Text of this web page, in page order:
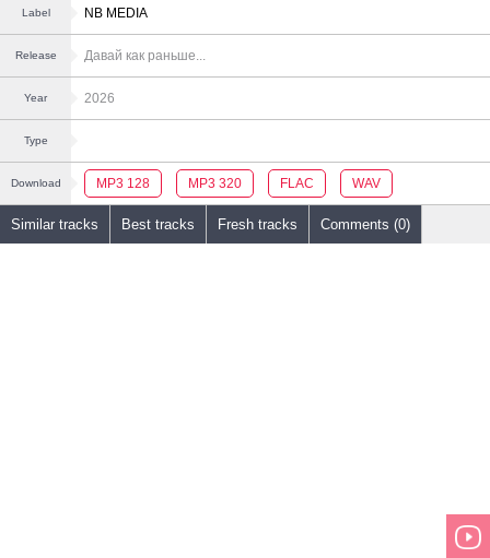
Label NB MEDIA
Release Давай как раньше...
Year 2026
Type
Download MP3 128 MP3 320 FLAC WAV
Similar tracks Best tracks Fresh tracks Comments (0)